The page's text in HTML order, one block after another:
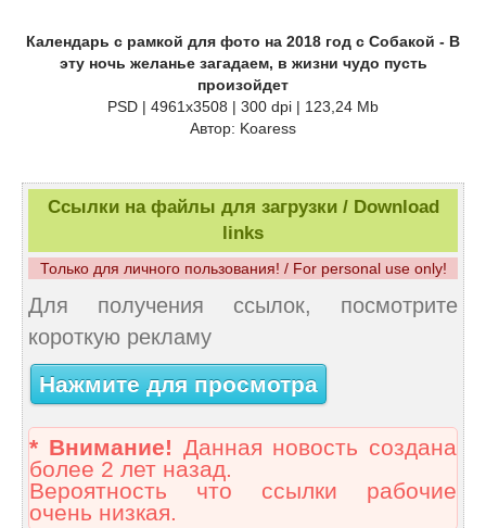
Календарь с рамкой для фото на 2018 год с Собакой - В
эту ночь желанье загадаем, в жизни чудо пусть
произойдет
PSD | 4961x3508 | 300 dpi | 123,24 Mb
Автор: Koaress
Ссылки на файлы для загрузки / Download
links
Только для личного пользования! / For personal use only!
Для получения ссылок, посмотрите
короткую рекламу
Нажмите для просмотра
* Внимание! Данная новость создана
более 2 лет назад.
Вероятность что ссылки рабочие
очень низкая.